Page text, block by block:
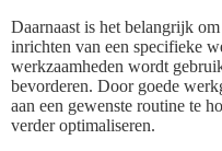
Daarnaast is het belangrijk
inrichten van een specifieke
werkzaamheden wordt
bevorderen. Door goede
aan een gewenste routine te
verder optimaliseren.